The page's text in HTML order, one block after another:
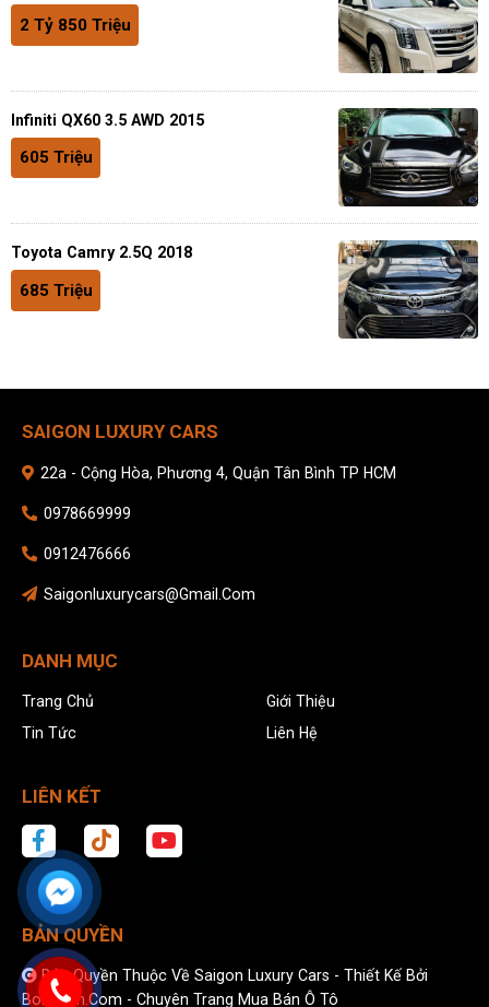
2 Tỷ 850 Triệu
Infiniti QX60 3.5 AWD 2015
605 Triệu
Toyota Camry 2.5Q 2018
685 Triệu
SAIGON LUXURY CARS
22a - Cộng Hòa, Phương 4, Quận Tân Bình TP HCM
0978669999
0912476666
Saigonluxurycars@gmail.com
DANH MỤC
Trang Chủ
Giới Thiệu
Tin Tức
Liên Hệ
LIÊN KẾT
BẢN QUYỀN
Bản Quyền Thuộc Về Saigon Luxury Cars -Thiết Kế Bởi
Bonbanh.com - Chuyên Trang Mua Bán Ô Tô